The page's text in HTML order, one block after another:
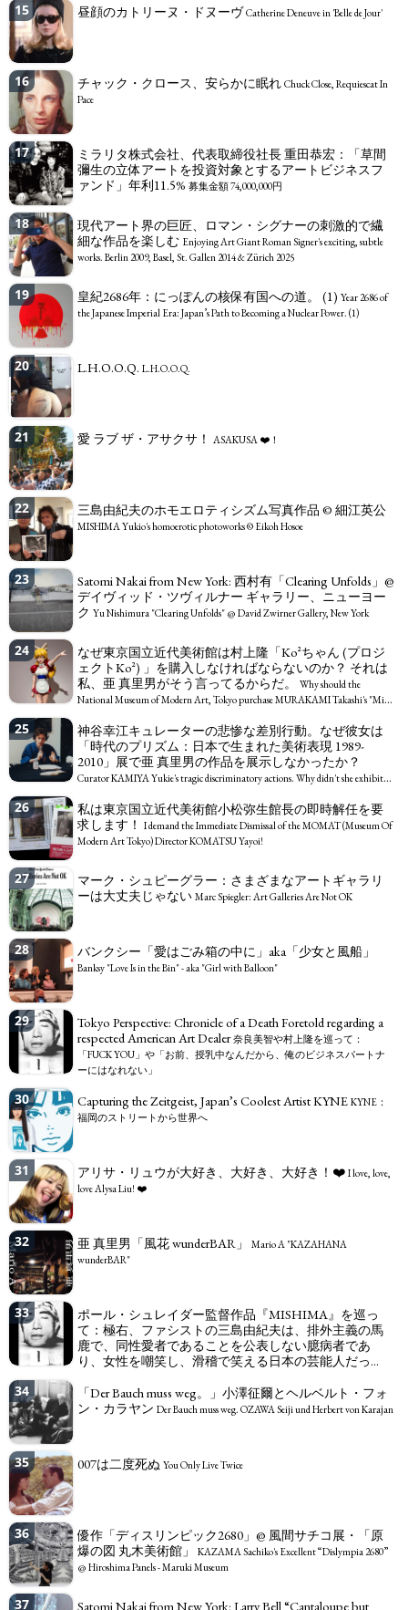
15 昼顔のカトリーヌ・ドヌーヴCatherine Deneuve in 'Belle de Jour'
16 チャック・クロース、安らかに眠れ Chuck Close, Requiescat In
Pace
17
ミラリタ株式会社、代表取締役社長 重田恭宏：「草間
彌生の立体アートを投資対象とするアートビジネスフ
ァンド」年利11.5% 募集金額 74,000,000円
18
現代アート界の巨匠、ロマン・シグナーの刺激的で繊
細な作品を楽しむ Enjoying Art Giant Roman Signer's exciting, subtle
works. Berlin 2009, Basel, St. Gallen 2014 & Zürich 2025
19 皇紀2686年：にっぽんの核保有国への道。 (1) Year 2686 of
the Japanese Imperial Era: Japan’s Path to Becoming a Nuclear Power. (1)
20 L.H.O.O.Q. L.H.O.O.Q.
21 愛 ラブ ザ・アサクサ！ ASAKUSA ❤️！
22 三島由紀夫のホモエロティシズム写真作品 © 細江英公
MISHIMA Yukio's homoerotic photoworks © Eikoh Hosoe
23
Satomi Nakai from New York: 西村有「Clearing Unfolds」@
デイヴィッド・ツヴィルナー ギャラリー、ニューヨー
ク Yu Nishimura "Clearing Unfolds" @ David Zwirner Gallery, New York
24
なぜ東京国立近代美術館は村上隆「Ko²ちゃん (プロジ
ェクトKo²) 」を購入しなければならないのか？ それは
私、亜 真里男がそう言ってるからだ。
Why should the
National Museum of Modern Art, Tokyo purchase MURAKAMI Takashi's "Miss
25
神谷幸江キュレーターの悲惨な差別行動。なぜ彼女は
「時代のプリズム：日本で生まれた美術表現 1989-
2010」展で亜 真里男の作品を展示しなかったか？
Curator KAMIYA Yukie's tragic discriminatory actions. Why didn't she exhibit
2010" ?
26
私は東京国立近代美術館小松弥生館長の即時解任を要
求します！
I demand the Immediate Dismissal of the MOMAT (Museum Of
Modern Art Tokyo) Director KOMATSU Yayoi!
27
マーク・シュピーグラー：さまざまなアートギャラリ
ーは大丈夫じゃない Marc Spiegler: Art Galleries Are Not OK
28 バンクシー「愛はごみ箱の中に」aka「少女と風船」
Banksy "Love Is in the Bin" - aka "Girl with Balloon"
29
Tokyo Perspective: Chronicle of a Death Foretold regarding a
respected American Art Dealer奈良美智や村上隆を巡って：
「FUCK YOU」や「お前、授乳中なんだから、俺のビジネスパートナ
ーにはなれない」
30 Capturing the Zeitgeist, Japan’s Coolest Artist KYNE KYNE：
福岡のストリートから世界へ
31 アリサ・リュウが大好き、大好き、大好き！❤️ I love, love,
love Alysa Liu! ❤️
32 亜 真里男「風花 wunderBAR」
Mario A "KAZAHANA
wunderBAR"
33
ポール・シュレイダー監督作品『MISHIMA』を巡っ
て：極右、ファシストの三島由紀夫は、排外主義の馬
鹿で、同性愛者であることを公表しない臆病者であ
り、女性を嘲笑し、滑稽で笑える日本の芸能人だっ
ボールドウィンを比較してみよう。 Ultra right wing, fascist
MISHIMA Yukio, a chauvinist idiot, a coward for not coming out as a
34
「Der Bauch muss weg。」小澤征爾とヘルベルト・フォ
ン・カラヤン Der Bauch muss weg. OZAWA Seiji und Herbert von Karajan
35 007は二度死ぬ You Only Live Twice
36
優作「ディスリンピック2680」@ 風間サチコ展・「原
爆の図 丸木美術館」
KAZAMA Sachiko's Excellent “Dislympia 2680”
@ Hiroshima Panels - Maruki Museum
37 Satomi Nakai from New York: Larry Bell “Cantaloupe but